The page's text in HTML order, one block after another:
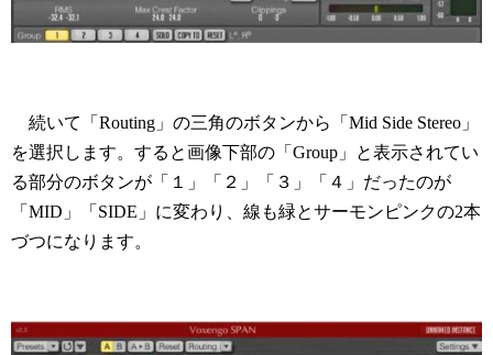
続いて「Routing」の三角のボタンから「Mid Side Stereo」
を選択します。すると画像下部の「Group」と表示されてい
る部分のボタンが「１」「２」「３」「４」だったのが
「MID」「SIDE」に変わり、線も緑とサーモンピンクの2本
づつになります。